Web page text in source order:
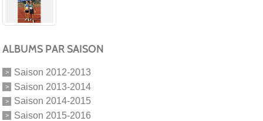
ALBUMS PAR SAISON
Saison 2012-2013
Saison 2013-2014
Saison 2014-2015
Saison 2015-2016